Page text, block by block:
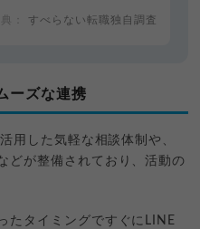
すべらない転職独自調査
ーズな連携
用した気軽な相談体制や、
どが整備されており、活動の
たタイミングですぐにLINE